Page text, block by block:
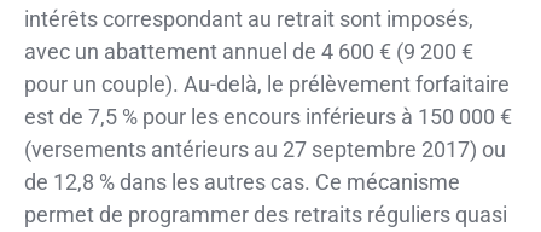
intérêts correspondant au retrait sont imposés,
avec un abattement annuel de 4 600 € (9 200 €
pour un couple). Au-delà, le prélèvement forfaitaire
est de 7,5 % pour les encours inférieurs à 150 000 €
(versements antérieurs au 27 septembre 2017) ou
de 12,8 % dans les autres cas. Ce mécanisme
permet de programmer des retraits réguliers quasi